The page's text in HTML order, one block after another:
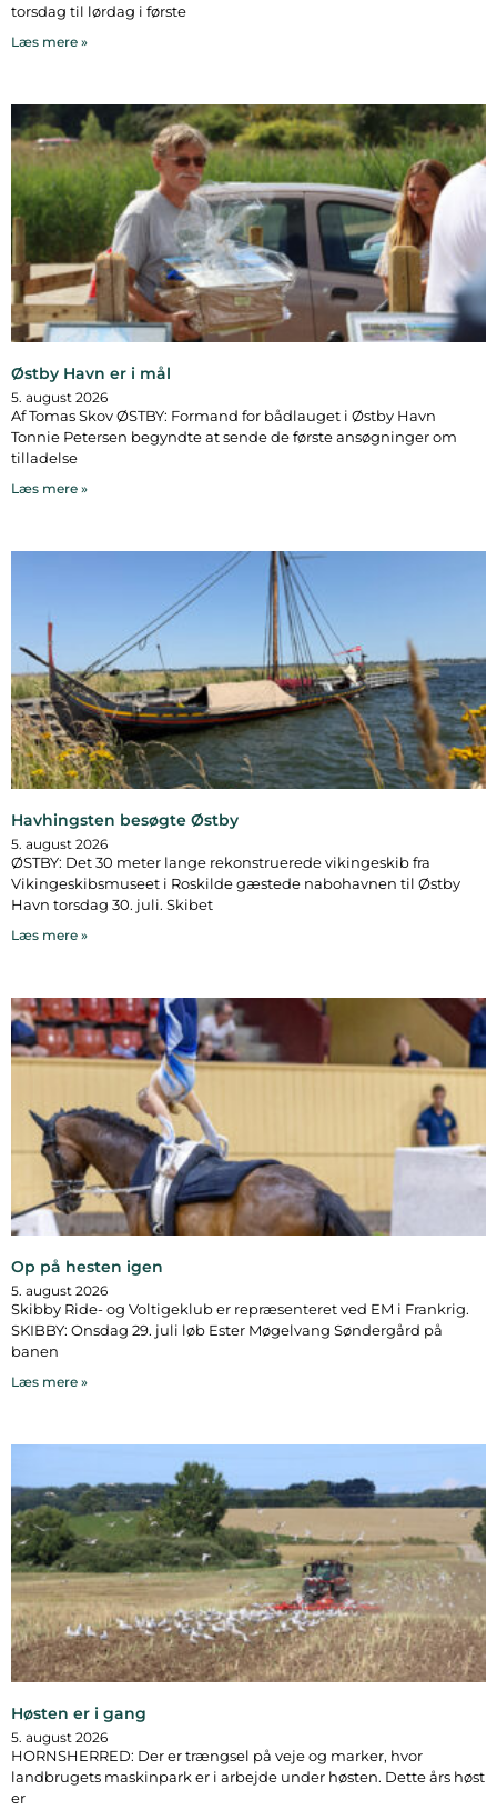
torsdag til lørdag i første
Læs mere »
Østby Havn er i mål
5. august 2026
Af Tomas Skov ØSTBY: Formand for bådlauget i Østby Havn
Tonnie Petersen begyndte at sende de første ansøgninger om
tilladelse
Læs mere »
Havhingsten besøgte Østby
5. august 2026
ØSTBY: Det 30 meter lange rekonstruerede vikingeskib fra
Vikingeskibsmuseet i Roskilde gæstede nabohavnen til Østby
Havn torsdag 30. juli. Skibet
Læs mere »
Op på hesten igen
5. august 2026
Skibby Ride- og Voltigeklub er repræsenteret ved EM i Frankrig.
SKIBBY: Onsdag 29. juli løb Ester Møgelvang Søndergård på
banen
Læs mere »
Høsten er i gang
5. august 2026
HORNSHERRED: Der er trængsel på veje og marker, hvor
landbrugets maskinpark er i arbejde under høsten. Dette års høst
er